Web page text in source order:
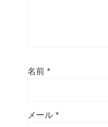
名前 *
メール *